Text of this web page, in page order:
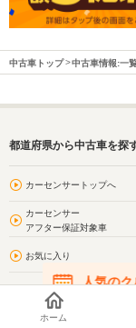
中古車トップ 中古車情報:一
都道府県から中古車を探
カーセンサートップへ
カーセンサー
アフター保証対象車
お気に入り
問合わせ履歴
人気の
在庫が無
ホーム